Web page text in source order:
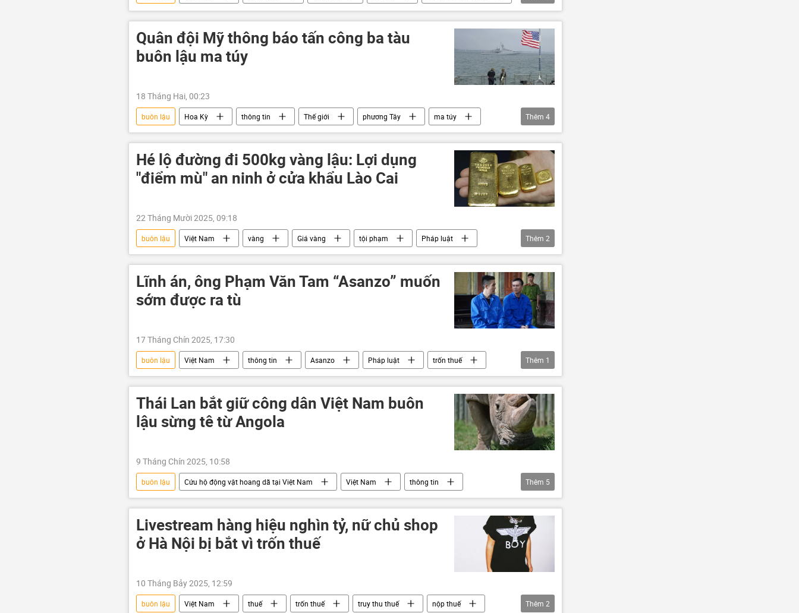
động vật
tội phạm Nam Phi
Quân đội Mỹ thông báo tấn công ba tàu
buôn lậu ma túy
18 Tháng Hai, 00:23
buôn lậu Hoa Kỳ thông tin Thế giới phương Tây
ma túy
tấn công
thiệt mạng quân đội Mỹ Thái Bình Dương
Thêm 4
Hé lộ đường đi 500kg vàng lậu: Lợi dụng
"điểm mù" an ninh ở cửa khẩu Lào Cai
22 Tháng Mười 2025, 09:18
buôn lậu Việt Nam vàng Giá vàng tội phạm
Pháp luật
công an
Bộ Công an Việt Nam
Thêm 2
Lĩnh án, ông Phạm Văn Tam “Asanzo” muốn
sớm được ra tù
17 Tháng Chín 2025, 17:30
buôn lậu Việt Nam thông tin Asanzo Pháp luật
trốn thuế
Xã hội
Thêm 1
Thái Lan bắt giữ công dân Việt Nam buôn
lậu sừng tê từ Angola
9 Tháng Chín 2025, 10:58
buôn lậu Cứu hộ động vật hoang dã tại Việt Nam Việt Nam
thông tin
Thái Lan
tội phạm động vật Pháp luật buôn bán
Thêm 5
Livestream hàng hiệu nghìn tỷ, nữ chủ shop
ở Hà Nội bị bắt vì trốn thuế
10 Tháng Bảy 2025, 12:59
buôn lậu Việt Nam thuế trốn thuế truy thu thuế
nộp thuế
Thêm 2